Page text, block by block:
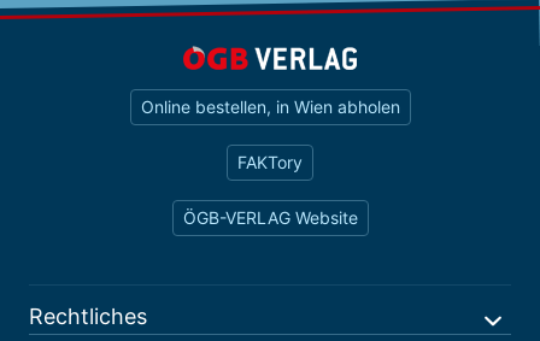
Online bestellen, in Wien abholen
FAKTory
ÖGB-VERLAG Website
Rechtliches